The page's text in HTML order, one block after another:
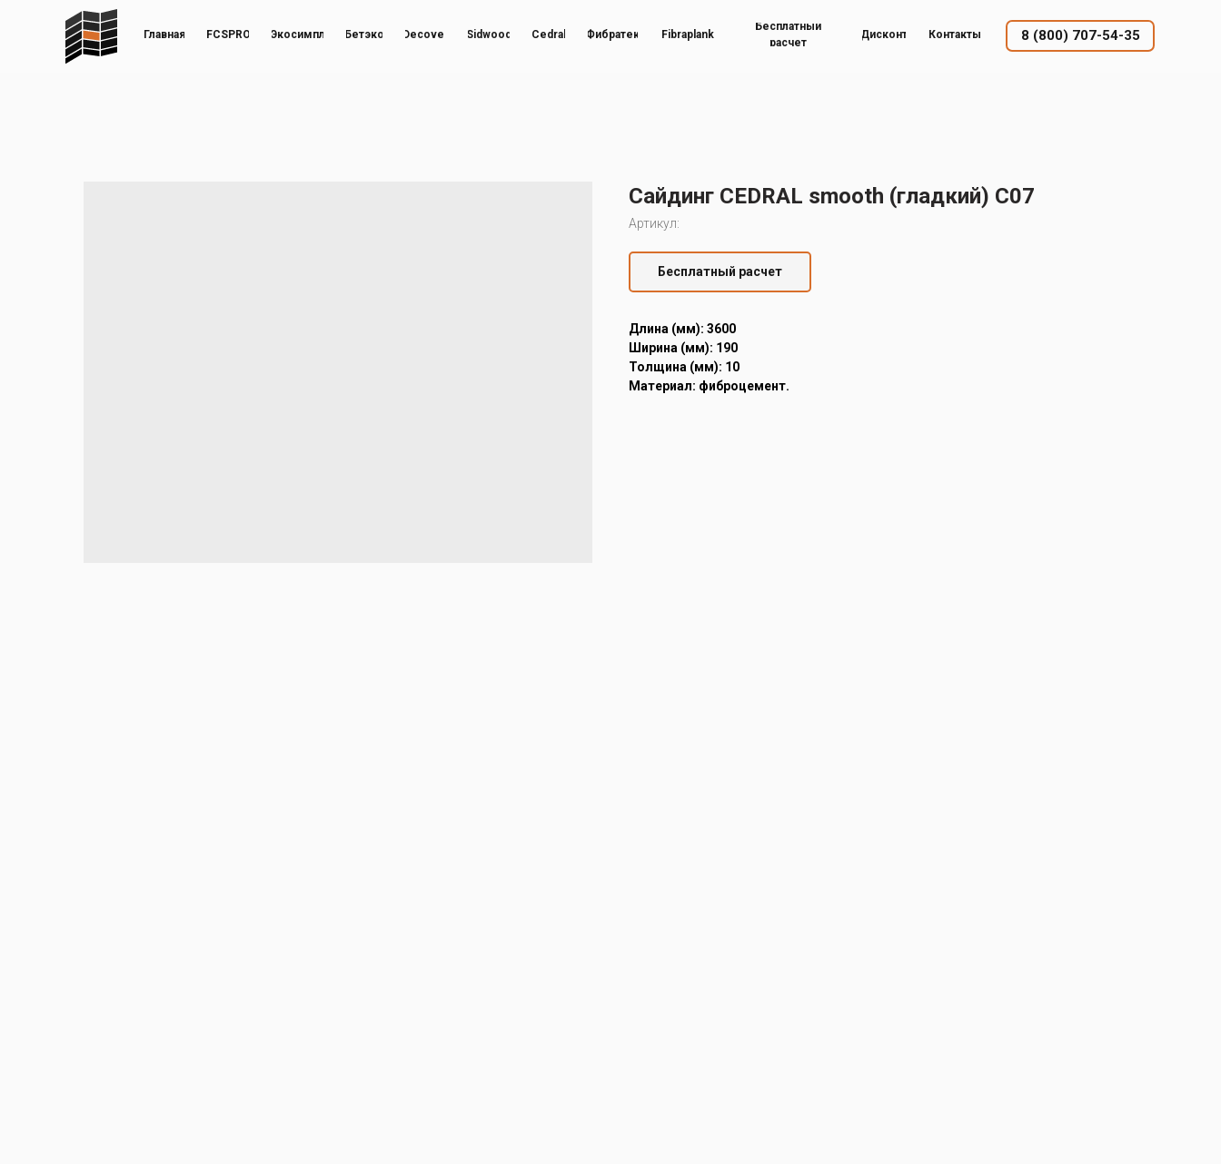
8 (800) 707-54-35
Главная FCSPRO Бетэко Decover Sidwood Cedral Фибратек
Бесплатный
расчет
Контакты
Дисконт
Экосимпл Fibraplank
Сайдинг CEDRAL smooth (гладкий) С07
Артикул:
Бесплатный расчет
Длина (мм): 3600
Ширина (мм): 190
Толщина (мм): 10
Материал: фиброцемент.